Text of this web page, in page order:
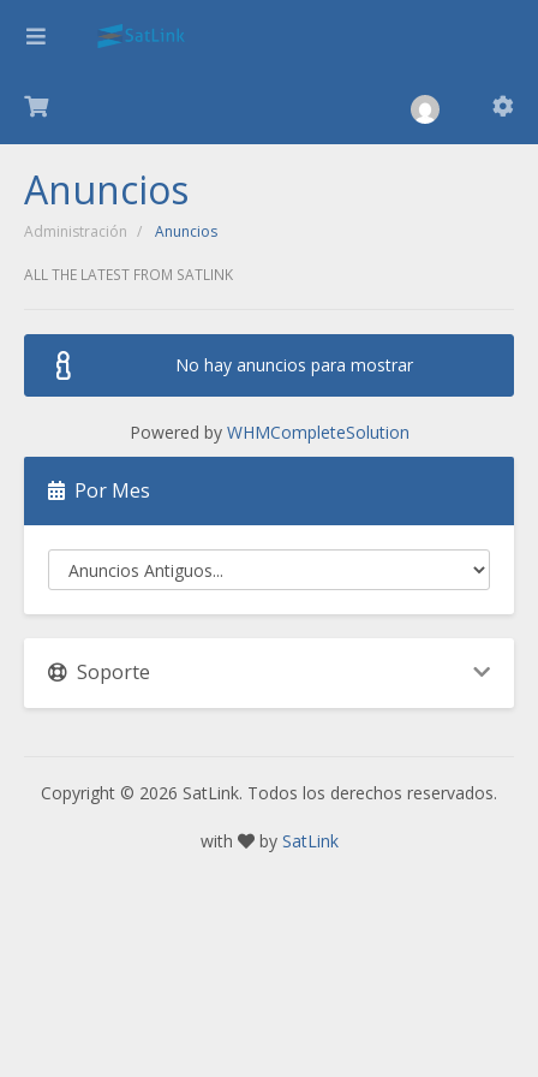
Anuncios
Administración Anuncios
ALL THE LATEST FROM SATLINK
No hay anuncios para mostrar
Powered by WHMCompleteSolution
Por Mes
Soporte
Copyright © 2026 SatLink. Todos los derechos reservados.
with by SatLink